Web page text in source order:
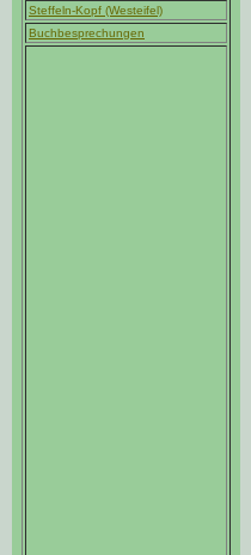
Steffeln-Kopf (Westeifel)
Buchbesprechungen